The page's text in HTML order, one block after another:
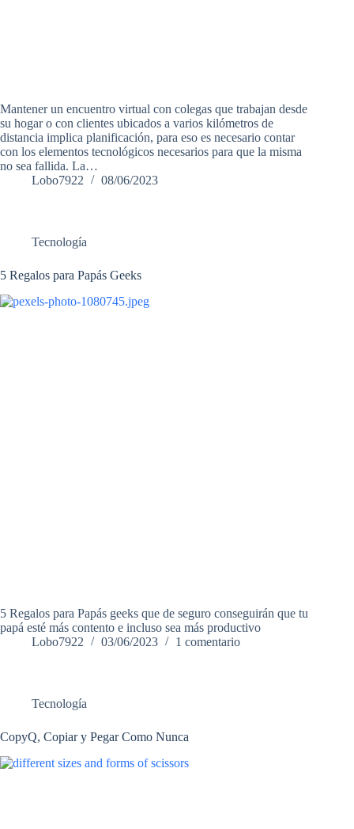
Mantener un encuentro virtual con colegas que trabajan desde
su hogar o con clientes ubicados a varios kilómetros de
distancia implica planificación, para eso es necesario contar
con los elementos tecnológicos necesarios para que la misma
no sea fallida. La…
Lobo7922
08/06/2023
Tecnología
5 Regalos para Papás Geeks
5 Regalos para Papás geeks que de seguro conseguirán que tu
papá esté más contento e incluso sea más productivo
Lobo7922
03/06/2023 1 comentario
Tecnología
CopyQ, Copiar y Pegar Como Nunca